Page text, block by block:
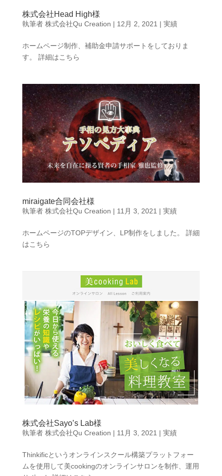
株式会社Head High様
執筆者 株式会社Qu Creation | 12月 2, 2021 | 実績
ホームページ制作、補助金申請サポートをしておりま
す。 詳細はこちら
miraigate合同会社様
執筆者 株式会社Qu Creation | 11月 3, 2021 | 実績
ホームページのTOPデザイン、LP制作をしました。 詳細
はこちら
株式会社Sayo’s Lab様
執筆者 株式会社Qu Creation | 11月 3, 2021 | 実績
Thinkificというオンラインスクール構築プラットフォー
ムを使用して美cookingのオンラインサロンを制作、運用